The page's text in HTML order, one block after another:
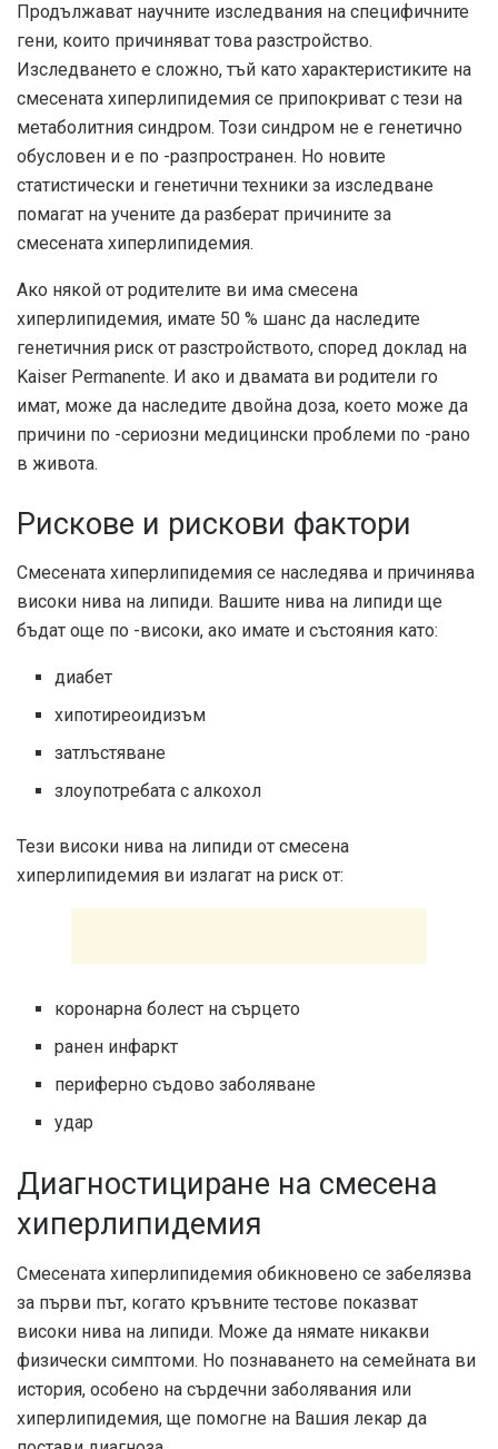
Продължават научните изследвания на специфичните
гени, които причиняват това разстройство.
Изследването е сложно, тъй като характеристиките на
смесената хиперлипидемия се припокриват с тези на
метаболитния синдром. Този синдром не е генетично
обусловен и е по -разпространен. Но новите
статистически и генетични техники за изследване
помагат на учените да разберат причините за
смесената хиперлипидемия.
Ако някой от родителите ви има смесена
хиперлипидемия, имате 50 % шанс да наследите
генетичния риск от разстройството, според доклад на
Kaiser Permanente. И ако и двамата ви родители го
имат, може да наследите двойна доза, което може да
причини по -сериозни медицински проблеми по -рано
в живота.
Рискове и рискови фактори
Смесената хиперлипидемия се наследява и причинява
високи нива на липиди. Вашите нива на липиди ще
бъдат още по -високи, ако имате и състояния като:
диабет
хипотиреоидизъм
затлъстяване
злоупотребата с алкохол
Тези високи нива на липиди от смесена
хиперлипидемия ви излагат на риск от:
коронарна болест на сърцето
ранен инфаркт
периферно съдово заболяване
удар
Диагностициране на смесена
хиперлипидемия
Смесената хиперлипидемия обикновено се забелязва
за първи път, когато кръвните тестове показват
високи нива на липиди. Може да нямате никакви
физически симптоми. Но познаването на семейната ви
история, особено на сърдечни заболявания или
хиперлипидемия, ще помогне на Вашия лекар да